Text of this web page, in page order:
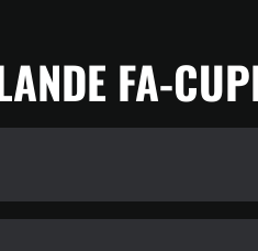
FA-